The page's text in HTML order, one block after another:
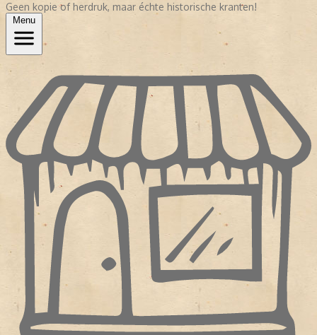
Geen kopie of herdruk, maar échte historische kranten!
Menu